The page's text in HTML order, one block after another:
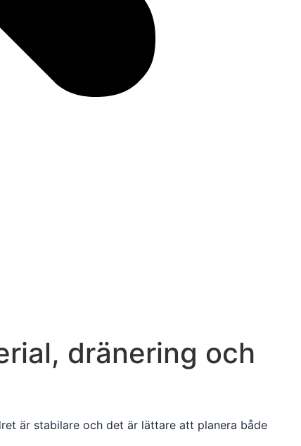
dränering och
är stabilare och det är lättare att planera både